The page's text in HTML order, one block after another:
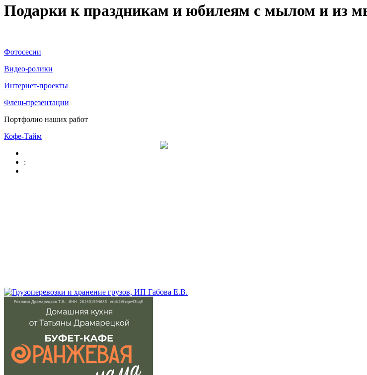
Подарки к праздникам и юбилеям с мылом и из
Фотосесии
Видео-ролики
Интернет-проекты
Флеш-презентации
Портфолио наших работ
Кофе-Тайм
: